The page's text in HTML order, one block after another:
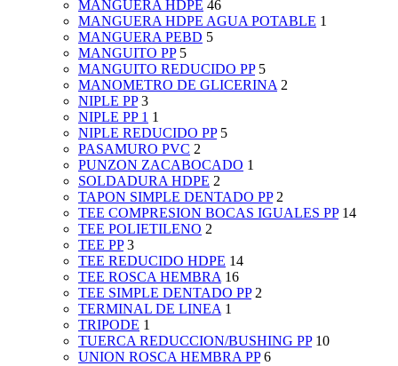
MANGUERA HDPE 46
MANGUERA HDPE AGUA POTABLE 1
MANGUERA PEBD 5
MANGUITO PP 5
MANGUITO REDUCIDO PP 5
MANOMETRO DE GLICERINA 2
NIPLE PP 3
NIPLE PP 1 1
NIPLE REDUCIDO PP 5
PASAMURO PVC 2
PUNZON ZACABOCADO 1
SOLDADURA HDPE 2
TAPON SIMPLE DENTADO PP 2
TEE COMPRESION BOCAS IGUALES PP 14
TEE POLIETILENO 2
TEE PP 3
TEE REDUCIDO HDPE 14
TEE ROSCA HEMBRA 16
TEE SIMPLE DENTADO PP 2
TERMINAL DE LINEA 1
TRIPODE 1
TUERCA REDUCCION/BUSHING PP 10
UNION ROSCA HEMBRA PP 6